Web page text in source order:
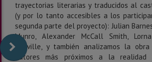
trayectorias literarias y traducidos al
(y por lo tanto accesibles a los
segunda parte del proyecto): Julian
Munro, Alexander McCall Smith,
Banville, y también analizamos la
autores más próximos a la realidad